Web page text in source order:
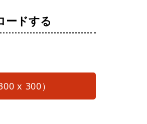
ードする
x 300）